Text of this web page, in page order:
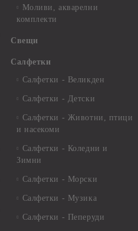
Моливи, акварелни
комплекти
Свещи
Салфетки
Салфетки - Великден
Салфетки - Детски
Салфетки - Животни, птици
и насекоми
Салфетки - Коледни и
Зимни
Салфетки - Морски
Салфетки - Музика
Салфетки - Пеперуди